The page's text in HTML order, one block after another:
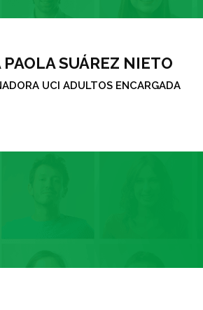
ROSA
AUTORIZACIONES CONSULTA